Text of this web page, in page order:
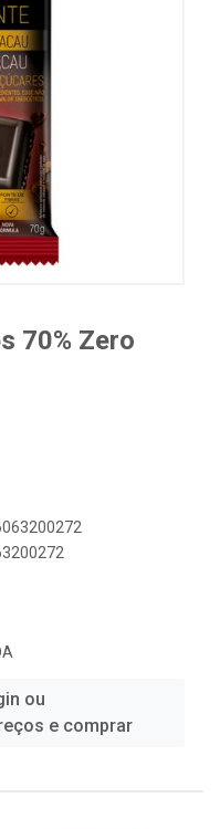
70% Zero
ou
e comprar